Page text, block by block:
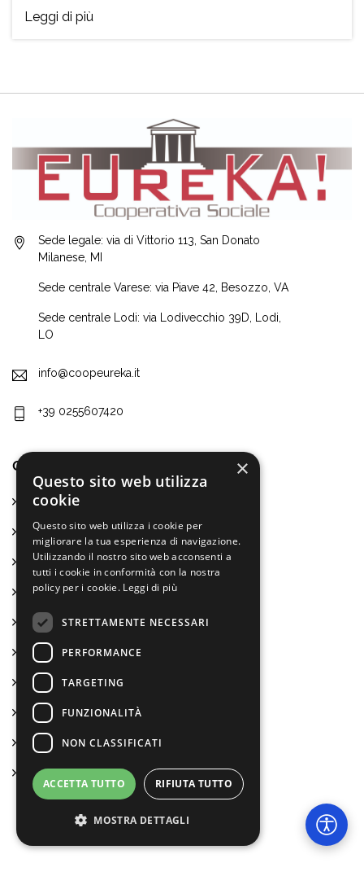
Leggi di più
Sede legale: via di Vittorio 113, San Donato
Milanese, MI
Sede centrale Varese: via Piave 42, Besozzo, VA
Sede centrale Lodi: via Lodivecchio 39D, Lodi,
LO
info@coopeureka.it
+39 0255607420
CHI SIAMO
Chi siamo
La nostra missione
Come lavoriamo
La ricerca-azione come metodo
Conciliamo vita e lavoro
Formazione e servizi anche per noi
Lavorano con noi
Certificazioni e attestati
Bilancio sociale ed economico
Statuto
Bambini e ragazzi
×
Questo sito web utilizza
cookie
Questo sito web utilizza i cookie per
migliorare la tua esperienza di navigazione.
Utilizzando il nostro sito web acconsenti a
tutti i cookie in conformità con la nostra
policy per i cookie. Leggi di più
STRETTAMENTE NECESSARI
PERFORMANCE
TARGETING
FUNZIONALITÀ
NON CLASSIFICATI
ACCETTA TUTTO RIFIUTA TUTTO
MOSTRA DETTAGLI